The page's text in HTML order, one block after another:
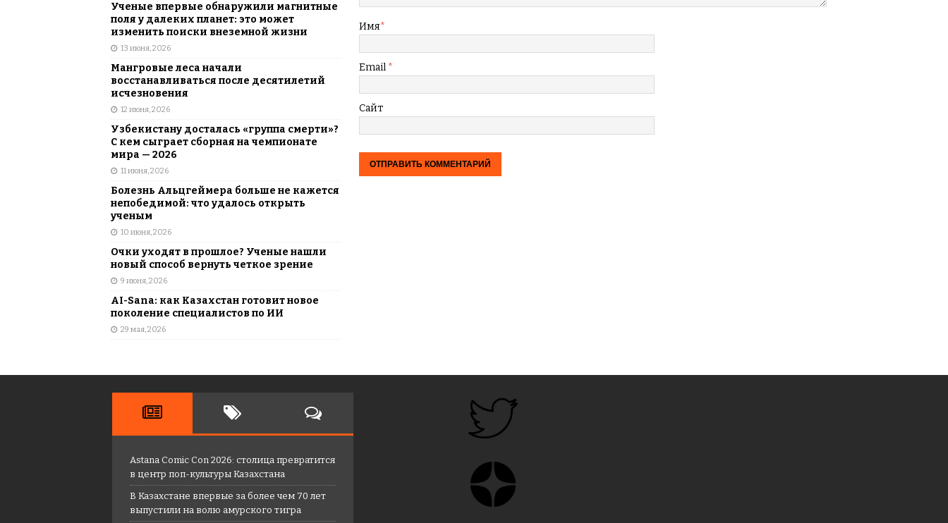
Имя*
Email *
Сайт
Ученые впервые обнаружили магнитные
поля у далеких планет: это может
изменить поиски внеземной жизни
13 июня, 2026
Мангровые леса начали
восстанавливаться после десятилетий
исчезновения
12 июня, 2026
Узбекистану досталась «группа смерти»?
С кем сыграет сборная на чемпионате
мира — 2026
11 июня, 2026
Болезнь Альцгеймера больше не кажется
непобедимой: что удалось открыть
ученым
10 июня, 2026
Очки уходят в прошлое? Ученые нашли
новый способ вернуть четкое зрение
9 июня, 2026
AI-Sana: как Казахстан готовит новое
поколение специалистов по ИИ
29 мая, 2026
Astana Comic Con 2026: столица превратится
в центр поп-культуры Казахстана
В Казахстане впервые за более чем 70 лет
выпустили на волю амурского тигра